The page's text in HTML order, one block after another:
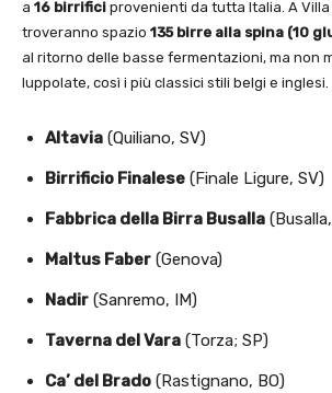
a 16 birrifici provenienti da tutta Italia. A Villa
troveranno spazio 135 birre alla spina (10
al ritorno delle basse fermentazioni, ma non
luppolate, così i più classici stili belgi e inglesi.
Altavia (Quiliano, SV)
Birrificio Finalese (Finale Ligure, SV)
Fabbrica della Birra Busalla
Maltus Faber (Genova)
Nadir (Sanremo, IM)
Taverna del Vara (Torza; SP)
Ca’ del Brado (Rastignano, BO)